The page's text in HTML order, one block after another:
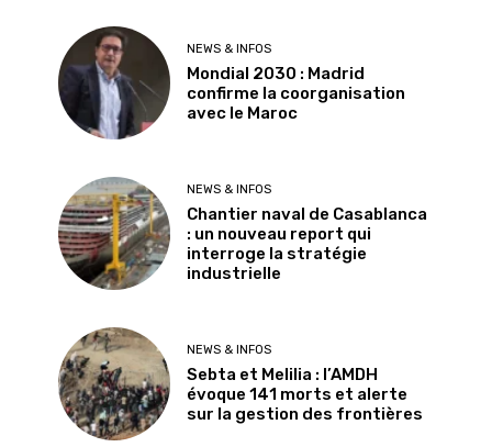
NEWS & INFOS
Mondial 2030 : Madrid
confirme la coorganisation
avec le Maroc
NEWS & INFOS
Chantier naval de Casablanca
: un nouveau report qui
interroge la stratégie
industrielle
NEWS & INFOS
Sebta et Melilia : l’AMDH
évoque 141 morts et alerte
sur la gestion des frontières